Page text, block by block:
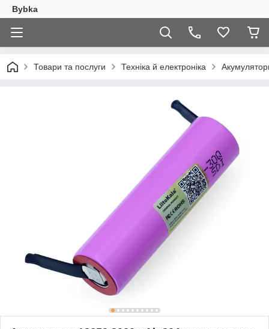
Bybka
Товари та послуги Техніка й електроніка